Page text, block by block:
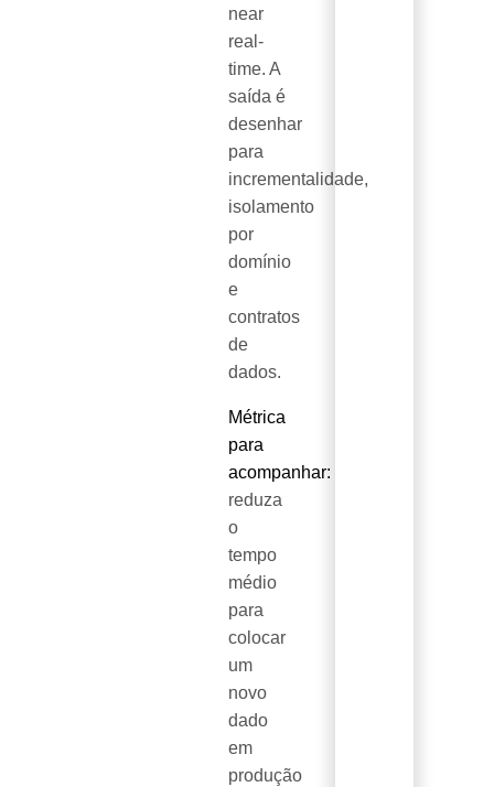
near
real-
time. A
saída é
desenhar
para
incrementalidade,
isolamento
por
domínio
e
contratos
de
dados.
Métrica
para
acompanhar:
reduza
o
tempo
médio
para
colocar
um
novo
dado
em
produção